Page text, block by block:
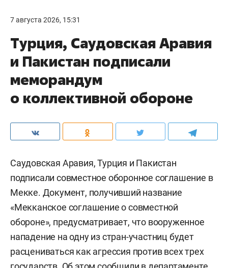
7 августа 2026, 15:31
Турция, Саудовская Аравия
и Пакистан подписали
меморандум
о коллективной обороне
Саудовская Аравия, Турция и Пакистан
подписали совместное оборонное соглашение в
Мекке. Документ, получивший название
«Мекканское соглашение о совместной
обороне», предусматривает, что вооруженное
нападение на одну из стран-участниц будет
расцениваться как агрессия против всех трех